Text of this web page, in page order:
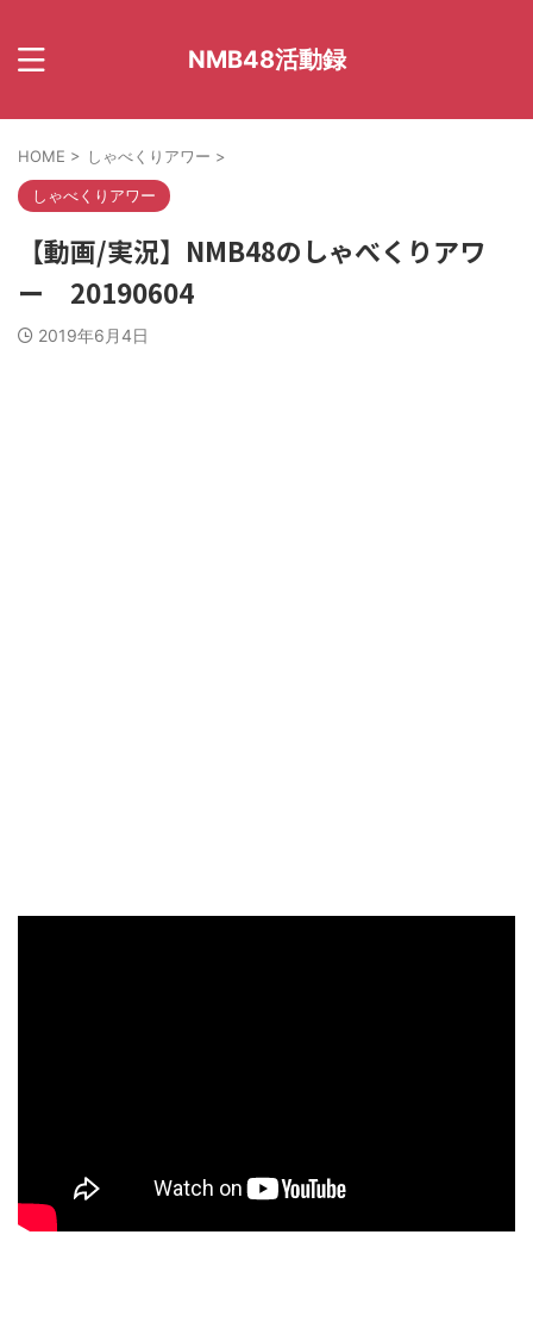
NMB48活動録
HOME > しゃべくりアワー >
しゃべくりアワー
【動画/実況】NMB48のしゃべくりアワ
ー 20190604
2019年6月4日